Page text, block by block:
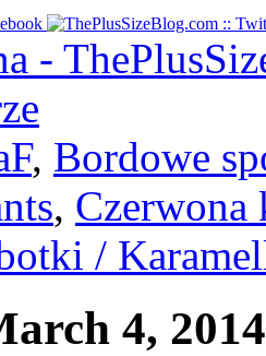
-
, Bordowe
, Czerwona
/
4, 2014